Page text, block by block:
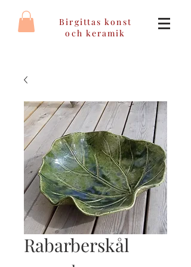
Birgittas konst
och keramik
Rabarberskål